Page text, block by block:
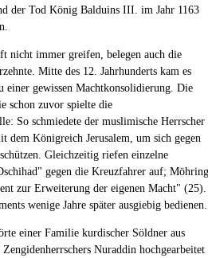
der Tod König Balduins III. im Jahr 1163
nicht immer greifen, belegen auch die
Mitte des 12. Jahrhunderts kam es
einer gewissen Machtkonsolidierung. Die
schon zuvor spielte die
So schmiedete der muslimische Herrscher
dem Königreich Jerusalem, um sich gegen
Gleichzeitig riefen einzelne
gegen die Kreuzfahrer auf; Möhring
zur Erweiterung der eigenen Macht" (25).
wenige Jahre später ausgiebig bedienen.
einer Familie kurdischer Söldner aus
Nuraddin hochgearbeitet